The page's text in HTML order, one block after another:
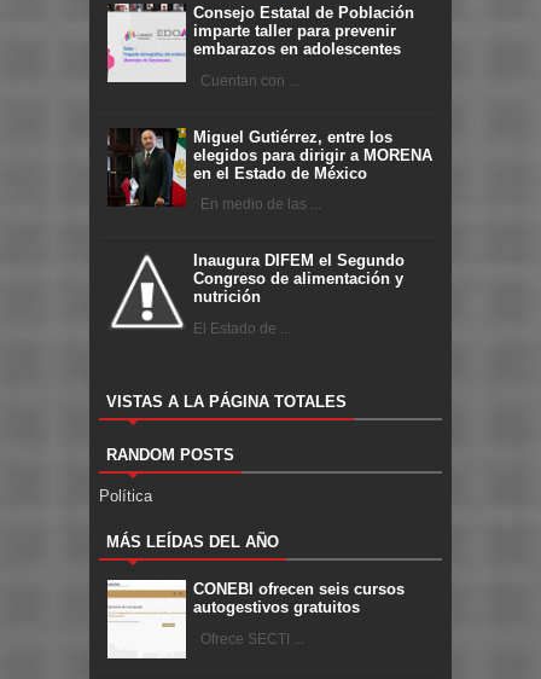
Consejo Estatal de Población
imparte taller para prevenir
embarazos en adolescentes
Cuentan con ...
Miguel Gutiérrez, entre los
elegidos para dirigir a MORENA
en el Estado de México
En medio de las ...
Inaugura DIFEM el Segundo
Congreso de alimentación y
nutrición
El Estado de ...
VISTAS A LA PÁGINA TOTALES
RANDOM POSTS
Política
MÁS LEÍDAS DEL AÑO
CONEBI ofrecen seis cursos
autogestivos gratuitos
Ofrece SECTI ...